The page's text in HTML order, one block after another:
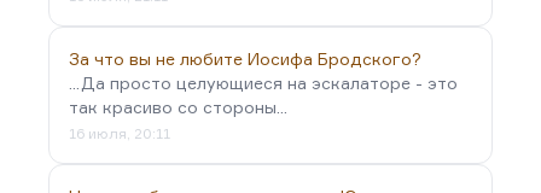
За что вы не любите Иосифа Бродского?
...Да просто целующиеся на эскалаторе - это
так красиво со стороны...
16 июля, 20:11